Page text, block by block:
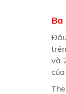
Ba
và